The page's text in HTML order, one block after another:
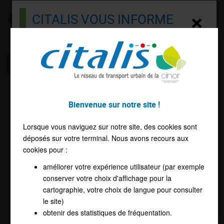
Bienvenue sur notre site !
Lorsque vous naviguez sur notre site, des cookies sont
déposés sur votre terminal. Nous avons recours aux
cookies pour :
améliorer votre expérience utilisateur (par exemple
conserver votre choix d'affichage pour la
cartographie, votre choix de langue pour consulter
le site)
obtenir des statistiques de fréquentation.
Menu
INFOS TRAFIC CITALIS
L'info trafic est introuvable.
Veuillez réessayer. Retour à la pageInfos Trafic Citalis
×
CITALIS VOUS INFORME
Rechargez votre CITAL'PASS
Bonjour !
EN CLIQUANT ICI
Haut de page